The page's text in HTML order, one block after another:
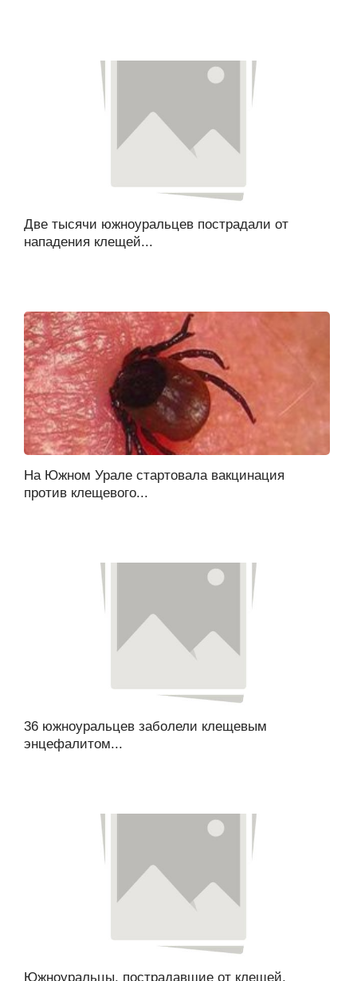
Две тысячи южноуральцев пострадали от
нападения клещей...
На Южном Урале стартовала вакцинация
против клещевого...
36 южноуральцев заболели клещевым
энцефалитом...
Южноуральцы, пострадавшие от клещей,